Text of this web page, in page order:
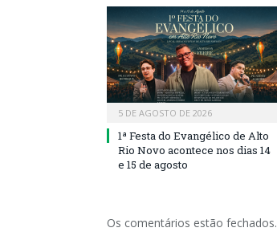
5 DE AGOSTO DE 2026
1ª Festa do Evangélico de Alto
Rio Novo acontece nos dias 14
e 15 de agosto
Os comentários estão fechados.